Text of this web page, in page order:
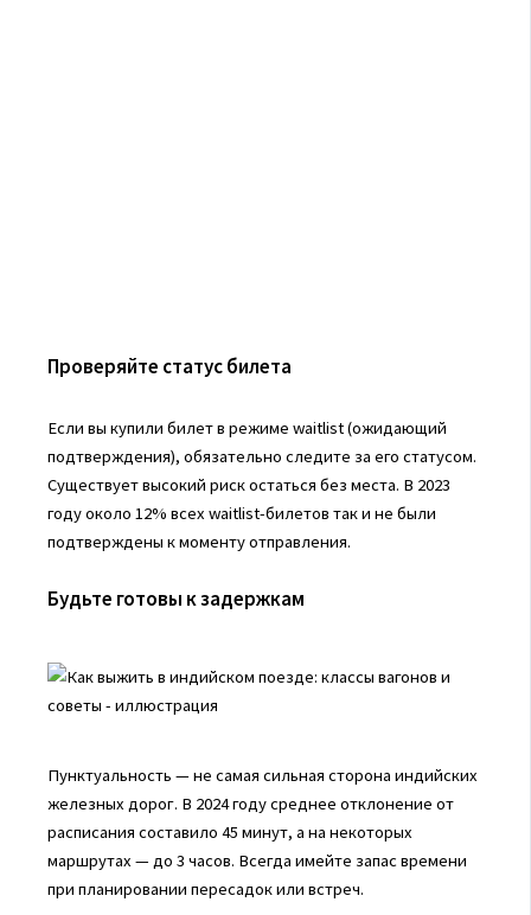
Проверяйте статус билета
Если вы купили билет в режиме waitlist (ожидающий
подтверждения), обязательно следите за его статусом.
Существует высокий риск остаться без места. В 2023
году около 12% всех waitlist-билетов так и не были
подтверждены к моменту отправления.
Будьте готовы к задержкам
Пунктуальность — не самая сильная сторона индийских
железных дорог. В 2024 году среднее отклонение от
расписания составило 45 минут, а на некоторых
маршрутах — до 3 часов. Всегда имейте запас времени
при планировании пересадок или встреч.